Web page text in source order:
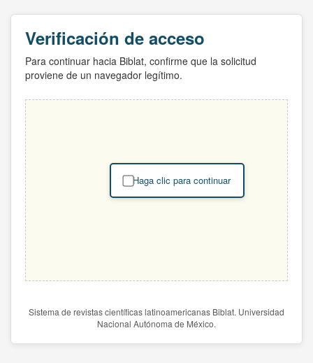
Verificación de acceso
Para continuar hacia Biblat, confirme que la solicitud
proviene de un navegador legítimo.
Haga clic para continuar
Sistema de revistas científicas latinoamericanas Biblat. Universidad
Nacional Autónoma de México.